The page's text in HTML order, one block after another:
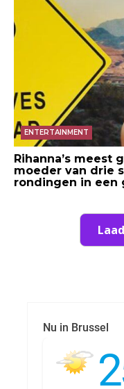
ENTERTAINMENT
Rihanna’s meest
moeder van drie
rondingen in